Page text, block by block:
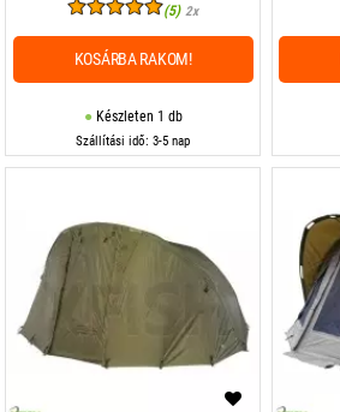
(5) 2x
Készleten 1 db
Szállítási idő: 3-5 nap
KOSÁRBA RAKOM!